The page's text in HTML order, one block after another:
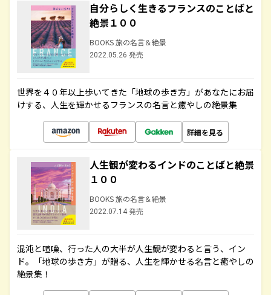
自分らしく生きるフランスのことばと
絶景１００
BOOKS 旅の名言＆絶景
2022.05.26 発売
世界を４０年以上歩いてきた「地球の歩き方」があなたにお届
けする、人生を輝かせるフランスの名言と癒やしの絶景集
詳細を見る
人生観が変わるインドのことばと絶景
１００
BOOKS 旅の名言＆絶景
2022.07.14 発売
混沌と喧噪、行った人の大半が人生観が変わると言う、イン
ド。「地球の歩き方」が贈る、人生を輝かせる名言と癒やしの
絶景集！